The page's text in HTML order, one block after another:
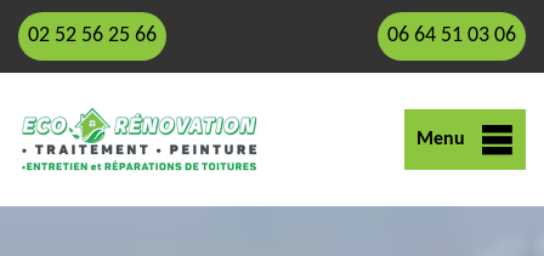
02 52 56 25 66 06 64 51 03 06
Menu